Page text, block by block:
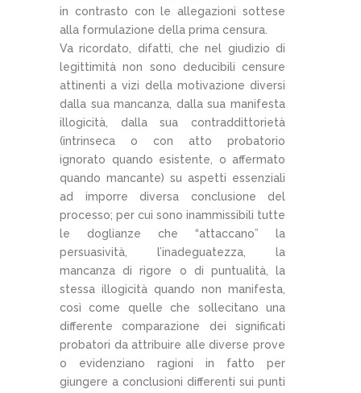
in contrasto con le allegazioni sottese
alla formulazione della prima censura.
Va ricordato, difatti, che nel giudizio di
legittimità non sono deducibili censure
attinenti a vizi della motivazione diversi
dalla sua mancanza, dalla sua manifesta
illogicità, dalla sua contraddittorietà
(intrinseca o con atto probatorio
ignorato quando esistente, o affermato
quando mancante) su aspetti essenziali
ad imporre diversa conclusione del
processo; per cui sono inammissibili tutte
le doglianze che “attaccano” la
persuasività, l’inadeguatezza, la
mancanza di rigore o di puntualità, la
stessa illogicità quando non manifesta,
così come quelle che sollecitano una
differente comparazione dei significati
probatori da attribuire alle diverse prove
o evidenziano ragioni in fatto per
giungere a conclusioni differenti sui punti